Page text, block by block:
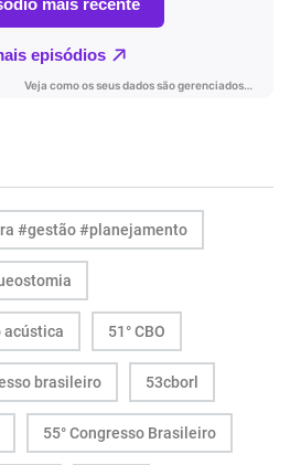
#gestão #planejamento
acústica 51° CBO
brasileiro 53cborl
55° Congresso Brasileiro